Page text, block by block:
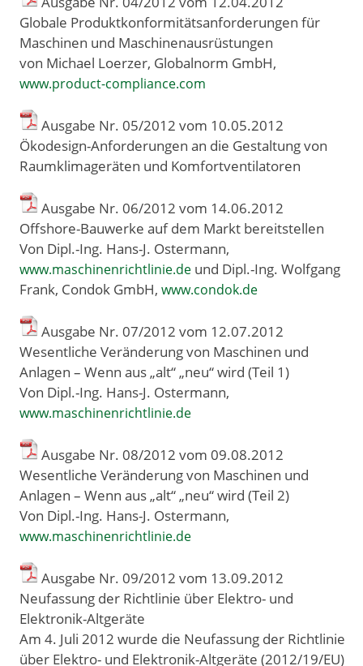
Globale Produktkonformitätsanforderungen für
Maschinen und Maschinenausrüstungen
von Michael Loerzer, Globalnorm GmbH,
www.product-compliance.com
Ausgabe Nr. 05/2012 vom 10.05.2012
Ökodesign-Anforderungen an die Gestaltung von
Raumklimageräten und Komfortventilatoren
Ausgabe Nr. 06/2012 vom 14.06.2012
Offshore-Bauwerke auf dem Markt bereitstellen
Von Dipl.-Ing. Hans-J. Ostermann,
www.maschinenrichtlinie.de und Dipl.-Ing. Wolfgang
Frank, Condok GmbH, www.condok.de
Ausgabe Nr. 07/2012 vom 12.07.2012
Wesentliche Veränderung von Maschinen und
Anlagen – Wenn aus „alt“ „neu“ wird (Teil 1)
Von Dipl.-Ing. Hans-J. Ostermann,
www.maschinenrichtlinie.de
Ausgabe Nr. 08/2012 vom 09.08.2012
Wesentliche Veränderung von Maschinen und
Anlagen – Wenn aus „alt“ „neu“ wird (Teil 2)
Von Dipl.-Ing. Hans-J. Ostermann,
www.maschinenrichtlinie.de
Ausgabe Nr. 09/2012 vom 13.09.2012
Neufassung der Richtlinie über Elektro- und
Elektronik-Altgeräte
Am 4. Juli 2012 wurde die Neufassung der Richtlinie
über Elektro- und Elektronik-Altgeräte (2012/19/EU)